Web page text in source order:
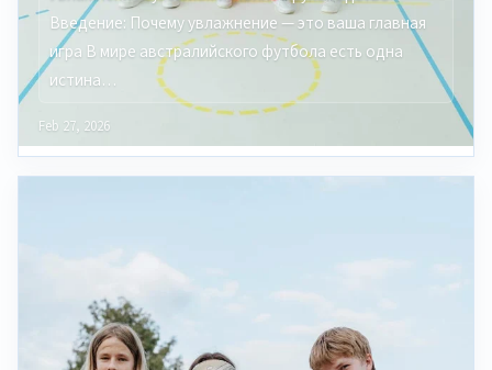
Введение: Почему увлажнение — это ваша главная
игра В мире австралийского футбола есть одна
истина…
Feb 27, 2026